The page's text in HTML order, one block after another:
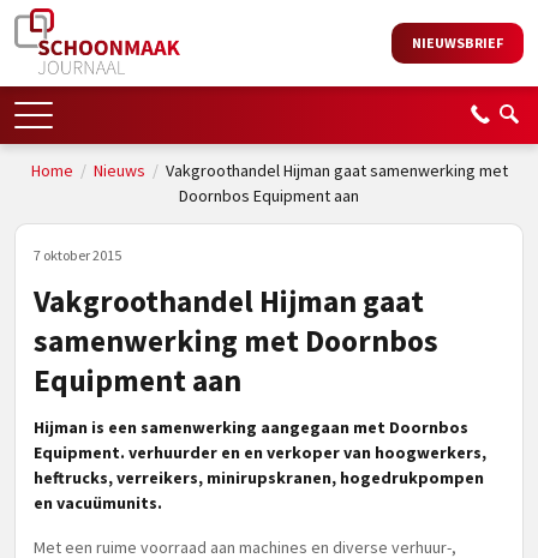
NIEUWSBRIEF
Home / Nieuws / Vakgroothandel Hijman gaat samenwerking met
Doornbos Equipment aan
7 oktober 2015
Vakgroothandel Hijman gaat
samenwerking met Doornbos
Equipment aan
Hijman is een samenwerking aangegaan met Doornbos
Equipment. verhuurder en en verkoper van hoogwerkers,
heftrucks, verreikers, minirupskranen, hogedrukpompen
en vacuümunits.
Met een ruime voorraad aan machines en diverse verhuur-,